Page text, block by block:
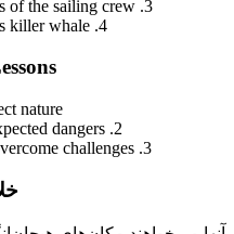
3. Their Friends – Other members of the sailing crew.
4. The Orca – A dangerous killer whale.
nature.
2. Adventures can have unexpected dangers.
3. Teamwork and courage help overcome challenges.